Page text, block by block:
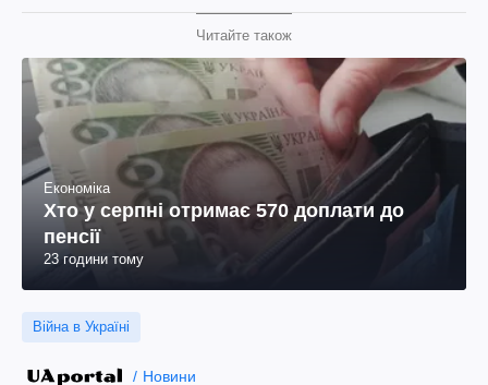
Читайте також
Економіка
Хто у серпні отримає 570 доплати до
пенсії
23 години тому
Війна в Україні
Новини